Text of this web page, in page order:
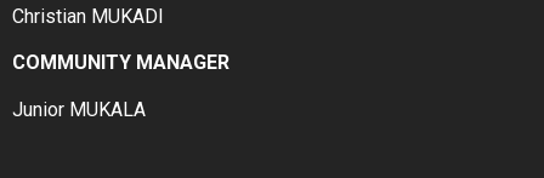
Christian MUKADI
COMMUNITY MANAGER
Junior MUKALA